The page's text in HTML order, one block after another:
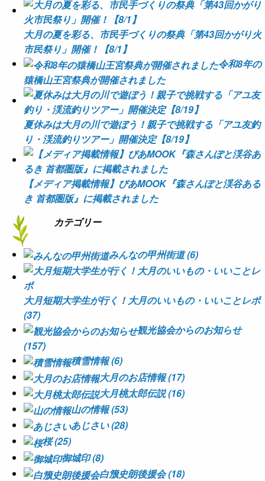
大月の夏を彩る、市民手づくりの祭典「第43回かがり火
市民祭り」開催！【8/1】
令和8年の
猿橋山王宮祭典が開催されました
夏休みは大月の川で遊ぼう！親子で挑戦する「アユ友釣
り・渓流釣りツアー」開催決定【8/19】
【メディア掲載情報】ぴあMOOK『森さんぽと渓谷ある
き 首都圏版』に掲載されました
カテゴリー
みんなの甲州街道 (6)
大月短期大学生が行く！大月のいいもの・いいことレポ
(37)
観光協会からのお知らせ
(157)
積雪情報 (6)
大月のお店情報 (17)
大月桃太郎伝説 (16)
山の情報 (53)
あじさい (28)
桜 (25)
御城印 (8)
白籏史朗後援会 (18)